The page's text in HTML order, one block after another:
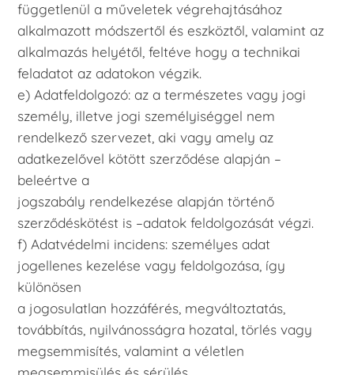
függetlenül a műveletek végrehajtásához
alkalmazott módszertől és eszköztől, valamint az
alkalmazás helyétől, feltéve hogy a technikai
feladatot az adatokon végzik.
e) Adatfeldolgozó: az a természetes vagy jogi
személy, illetve jogi személyiséggel nem
rendelkező szervezet, aki vagy amely az
adatkezelővel kötött szerződése alapján –
beleértve a
jogszabály rendelkezése alapján történő
szerződéskötést is –adatok feldolgozását végzi.
f) Adatvédelmi incidens: személyes adat
jogellenes kezelése vagy feldolgozása, így
különösen
a jogosulatlan hozzáférés, megváltoztatás,
továbbítás, nyilvánosságra hozatal, törlés vagy
megsemmisítés, valamint a véletlen